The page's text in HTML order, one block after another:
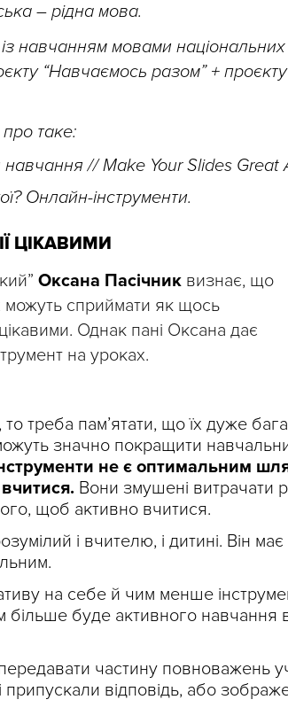
– рідна мова.
навчанням мовами національних
“Навчаємось разом” + проєкту
таке:
навчання // Make Your Slides Great
Онлайн-інструменти.
ЦІКАВИМИ
Оксана Пасічник визнає, що
можуть сприймати як щось
Однак пані Оксана дає
на уроках.
треба пам’ятати, що їх дуже
значно покращити
не є оптимальним
Вони змушені витрачати
щоб активно вчитися.
і вчителю, і дитині. Він має
на себе й чим менше
більше буде активного навчання
частину повноважень
відповідь, або